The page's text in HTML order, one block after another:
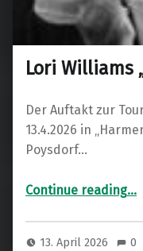
Lori Williams
Der Auftakt zur
13.4.2026 in
Poysdorf…
Continue reading“Lori Williams
…
13. April 2026 0